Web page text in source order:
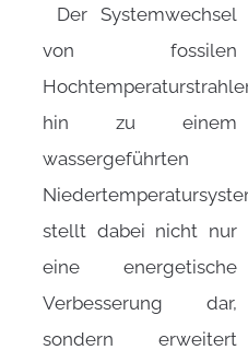
Der Systemwechsel
von fossilen
hin zu einem
wassergeführten
stellt dabei nicht nur
eine energetische
Verbesserung dar,
sondern erweitert